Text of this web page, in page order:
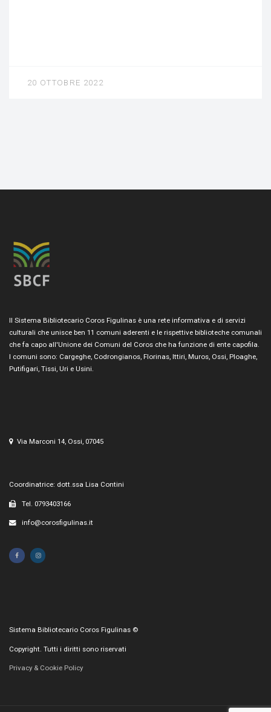
20 OTTOBRE 2022
Il Sistema Bibliotecario Coros Figulinas è una rete informativa e di servizi
culturali che unisce ben 11 comuni aderenti e le rispettive biblioteche comunali
che fa capo all'Unione dei Comuni del Coros che ha funzione di ente capofila.
I comuni sono: Cargeghe, Codrongianos, Florinas, Ittiri, Muros, Ossi, Ploaghe,
Putifigari, Tissi, Uri e Usini.
Via Marconi 14, Ossi, 07045
Coordinatrice: dott.ssa Lisa Contini
Tel. 0793403166
info@corosfigulinas.it
Sistema Bibliotecario Coros Figulinas ©
Copyright. Tutti i diritti sono riservati
Privacy & Cookie Policy